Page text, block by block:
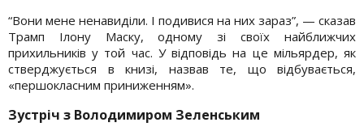
“Вони мене ненавиділи. І подивися на них зараз”, — сказав
Трамп Ілону Маску, одному зі своїх найближчих
прихильників у той час. У відповідь на це мільярдер, як
стверджується в книзі, назвав те, що відбувається,
«першокласним приниженням».
Зустріч з Володимиром Зеленським